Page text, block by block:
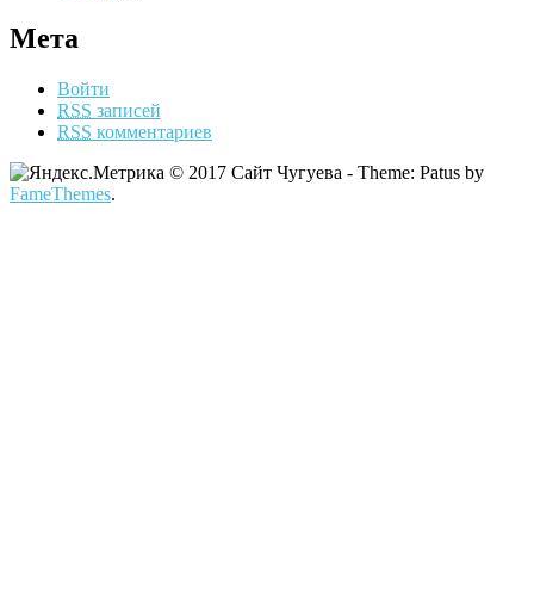
Мета
Войти
RSS записей
RSS комментариев
© 2017 Сайт Чугуева - Theme: Patus by
FameThemes.